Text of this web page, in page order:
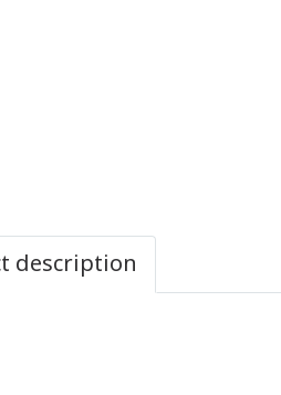
description